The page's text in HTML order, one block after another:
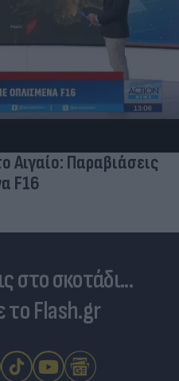
Αιγαίο: Παραβιάσεις
F16
στο σκοτάδι...
το Flash.gr